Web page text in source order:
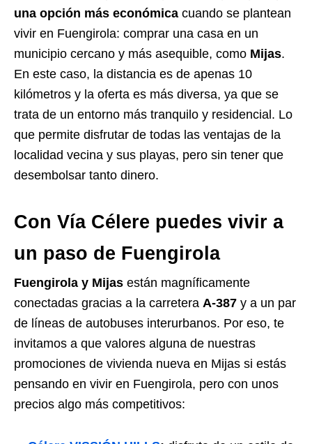
una opción más económica cuando se plantean
vivir en Fuengirola: comprar una casa en un
municipio cercano y más asequible, como Mijas.
En este caso, la distancia es de apenas 10
kilómetros y la oferta es más diversa, ya que se
trata de un entorno más tranquilo y residencial. Lo
que permite disfrutar de todas las ventajas de la
localidad vecina y sus playas, pero sin tener que
desembolsar tanto dinero.
Con Vía Célere puedes vivir a
un paso de Fuengirola
Fuengirola y Mijas están magníficamente
conectadas gracias a la carretera A-387 y a un par
de líneas de autobuses interurbanos. Por eso, te
invitamos a que valores alguna de nuestras
promociones de vivienda nueva en Mijas si estás
pensando en vivir en Fuengirola, pero con unos
precios algo más competitivos: